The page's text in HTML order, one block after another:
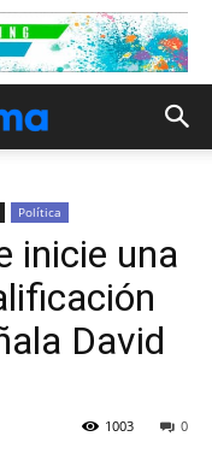
Política
inicie una
David
0
1003